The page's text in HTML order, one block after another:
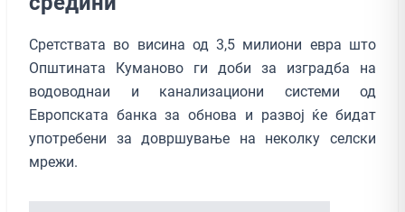
Сретствата во висина од 3,5 милиони евра што
Општината Куманово ги доби за изградба на
водоводнаи и канализациони системи од
Европската банка за обнова и развој ќе бидат
употребени за довршување на неколку селски
мрежи.